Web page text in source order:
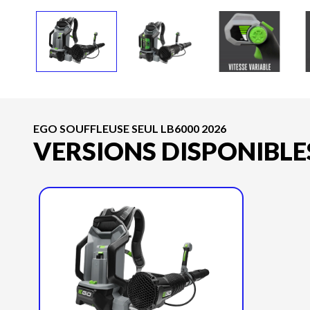
EGO SOUFFLEUSE SEUL LB6000 2026
VERSIONS